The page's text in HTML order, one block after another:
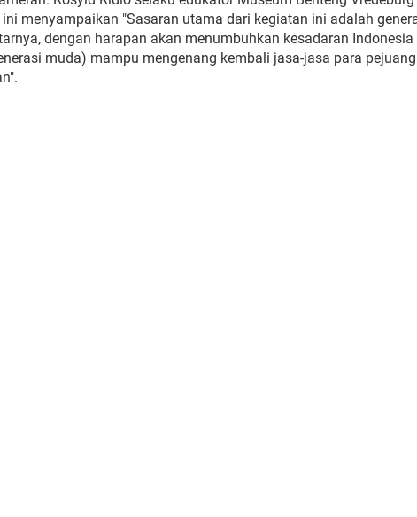
menyampaikan "Sasaran utama dari kegiatan ini adalah
dengan harapan akan menumbuhkan kesadaran Indonesia
muda) mampu mengenang kembali jasa-jasa para